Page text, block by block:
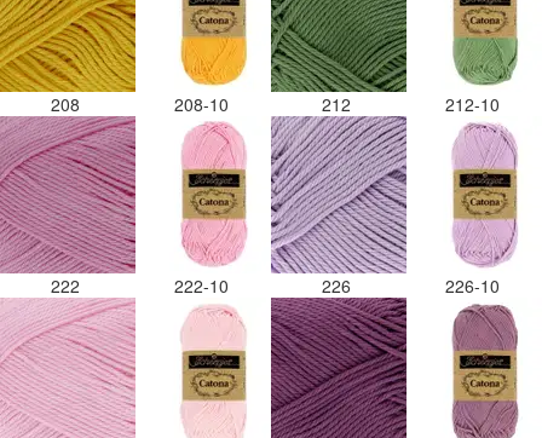
208 208-10 212 212-10
222 222-10 226 226-10